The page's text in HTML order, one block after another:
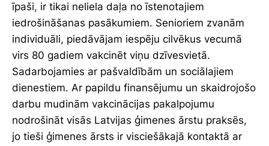
īpaši, ir tikai neliela daļa no īstenotajiem
iedrošināšanas pasākumiem. Senioriem zvanām
individuāli, piedāvājam iespēju cilvēkus vecumā
virs 80 gadiem vakcinēt viņu dzīvesvietā.
Sadarbojamies ar pašvaldībām un sociālajiem
dienestiem. Ar papildu finansējumu un skaidrojošo
darbu mudinām vakcinācijas pakalpojumu
nodrošināt visās Latvijas ģimenes ārstu praksēs,
jo tieši ģimenes ārsts ir visciešākajā kontaktā ar